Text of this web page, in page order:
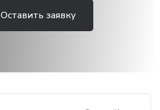
Оставить заявку